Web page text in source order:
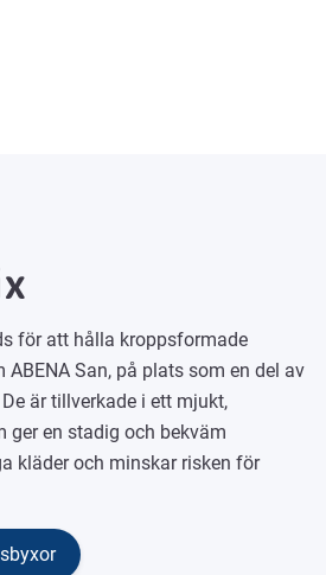
för att hålla kroppsformade
San, på plats som en del av
är tillverkade i ett mjukt,
ger en stadig och bekväm
kläder och minskar risken för